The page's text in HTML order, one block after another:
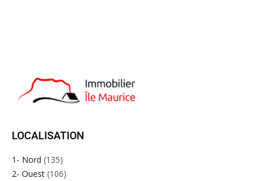
LOCALISATION
1- Nord (135)
2- Ouest (106)